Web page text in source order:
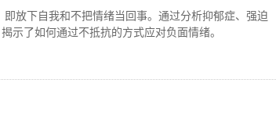
放下自我和不把情绪当回事。通过分析抑郁症、强迫
示了如何通过不抵抗的方式应对负面情绪。